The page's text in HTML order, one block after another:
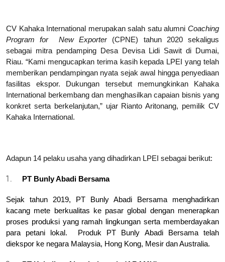
CV Kahaka International merupakan salah satu alumni Coaching
Program for  New Exporter (CPNE) tahun 2020 sekaligus
sebagai mitra pendamping Desa Devisa Lidi Sawit di Dumai,
Riau. “Kami mengucapkan terima kasih kepada LPEI yang telah
memberikan pendampingan nyata sejak awal hingga penyediaan
fasilitas ekspor. Dukungan tersebut memungkinkan Kahaka
International berkembang dan menghasilkan capaian bisnis yang
konkret serta berkelanjutan,” ujar Rianto Aritonang, pemilik CV
Kahaka International.
Adapun 14 pelaku usaha yang dihadirkan LPEI sebagai berikut:
PT Bunly Abadi Bersama
Sejak tahun 2019, PT Bunly Abadi Bersama menghadirkan
kacang mete berkualitas ke pasar global dengan menerapkan
proses produksi yang ramah lingkungan serta memberdayakan
para petani lokal.  Produk PT Bunly Abadi Bersama telah
diekspor ke negara Malaysia, Hong Kong, Mesir dan Australia.